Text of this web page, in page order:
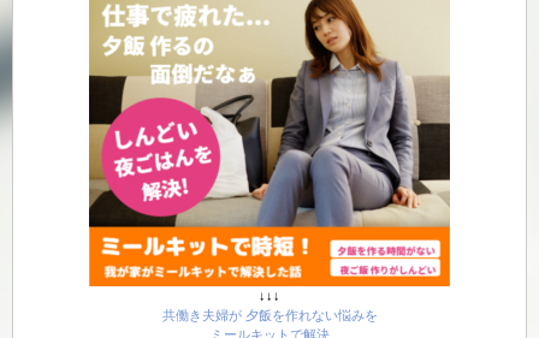
↓↓↓
共働き夫婦が 夕飯を作れない悩みを
ミールキットで解決